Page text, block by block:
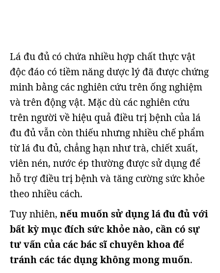
Lá đu đủ có chứa nhiều hợp chất thực vật
độc đáo có tiềm năng dược lý đã được chứng
minh bằng các nghiên cứu trên ống nghiệm
và trên động vật. Mặc dù các nghiên cứu
trên người về hiệu quả điều trị bệnh của lá
đu đủ vẫn còn thiếu nhưng nhiều chế phẩm
từ lá đu đủ, chẳng hạn như trà, chiết xuất,
viên nén, nước ép thường được sử dụng để
hỗ trợ điều trị bệnh và tăng cường sức khỏe
theo nhiều cách.
Tuy nhiên, nếu muốn sử dụng lá đu đủ với
bất kỳ mục đích sức khỏe nào, cần có sự
tư vấn của các bác sĩ chuyên khoa để
tránh các tác dụng không mong muốn.